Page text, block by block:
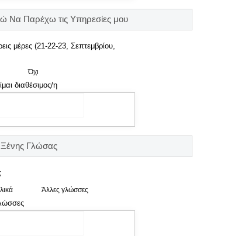
Να Παρέχω τις Υπηρεσίες μου
μέρες (21-22-23, Σεπτεμβρίου,
Όχι
διαθέσιμος/η
Γλώσας
Άλλες γλώσσες